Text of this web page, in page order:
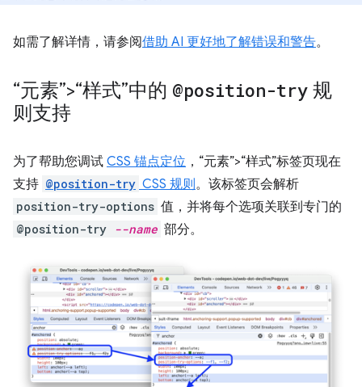
如需了解详情，请参阅借助 AI 更好地了解错误和警告。
“元素”>“样式”中的 @position-try 规
则支持
为了帮助您调试 CSS 锚点定位 ，“元素”>“样式”标签页现在
支持 @position-try CSS 规则。 该标签页会解析
position-try-options 值，并将每个选项关联到专门的
@position-try --name 部分。